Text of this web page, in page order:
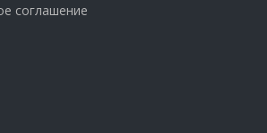
соглашение